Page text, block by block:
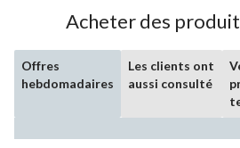
Acheter des
Offres
hebdomadaires
Les clients ont
aussi consulté